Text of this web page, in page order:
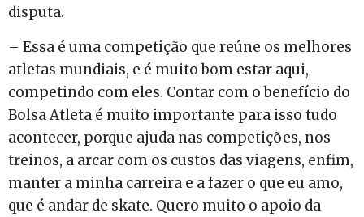
disputa.
– Essa é uma competição que reúne os melhores
atletas mundiais, e é muito bom estar aqui,
competindo com eles. Contar com o benefício do
Bolsa Atleta é muito importante para isso tudo
acontecer, porque ajuda nas competições, nos
treinos, a arcar com os custos das viagens, enfim,
manter a minha carreira e a fazer o que eu amo,
que é andar de skate. Quero muito o apoio da